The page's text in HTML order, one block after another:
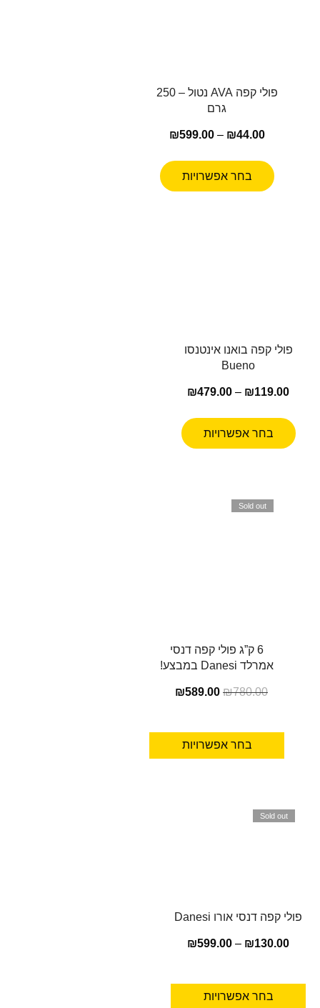
פולי קפה AVA נטול – 250
גרם
₪44.00
–
₪599.00
בחר אפשרויות
פולי קפה בואנו אינטנסו
Bueno
₪119.00
–
₪479.00
בחר אפשרויות
Sold out
6 ק”ג פולי קפה דנסי
אמרלד Danesi במבצע!
₪780.00
₪589.00
בחר אפשרויות
Sold out
פולי קפה דנסי אורו Danesi
₪130.00
–
₪599.00
בחר אפשרויות